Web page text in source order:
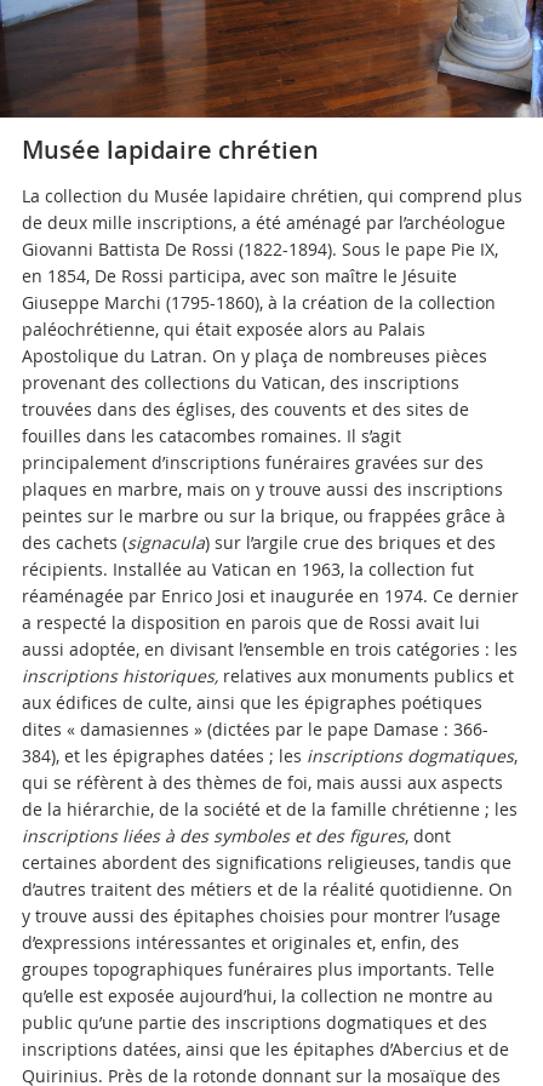
Musée lapidaire chrétien
La collection du Musée lapidaire chrétien, qui comprend plus
de deux mille inscriptions, a été aménagé par l’archéologue
Giovanni Battista De Rossi (1822-1894). Sous le pape Pie IX,
en 1854, De Rossi participa, avec son maître le Jésuite
Giuseppe Marchi (1795-1860), à la création de la collection
paléochrétienne, qui était exposée alors au Palais
Apostolique du Latran. On y plaça de nombreuses pièces
provenant des collections du Vatican, des inscriptions
trouvées dans des églises, des couvents et des sites de
fouilles dans les catacombes romaines. Il s’agit
principalement d’inscriptions funéraires gravées sur des
plaques en marbre, mais on y trouve aussi des inscriptions
peintes sur le marbre ou sur la brique, ou frappées grâce à
des cachets (signacula) sur l’argile crue des briques et des
récipients. Installée au Vatican en 1963, la collection fut
réaménagée par Enrico Josi et inaugurée en 1974. Ce dernier
a respecté la disposition en parois que de Rossi avait lui
aussi adoptée, en divisant l’ensemble en trois catégories : les
inscriptions historiques, relatives aux monuments publics et
aux édifices de culte, ainsi que les épigraphes poétiques
dites « damasiennes » (dictées par le pape Damase : 366-
384), et les épigraphes datées ; les inscriptions dogmatiques,
qui se réfèrent à des thèmes de foi, mais aussi aux aspects
de la hiérarchie, de la société et de la famille chrétienne ; les
inscriptions liées à des symboles et des figures, dont
certaines abordent des significations religieuses, tandis que
d’autres traitent des métiers et de la réalité quotidienne. On
y trouve aussi des épitaphes choisies pour montrer l’usage
d’expressions intéressantes et originales et, enfin, des
groupes topographiques funéraires plus importants. Telle
qu’elle est exposée aujourd’hui, la collection ne montre au
public qu’une partie des inscriptions dogmatiques et des
inscriptions datées, ainsi que les épitaphes d’Abercius et de
Quirinius. Près de la rotonde donnant sur la mosaïque des